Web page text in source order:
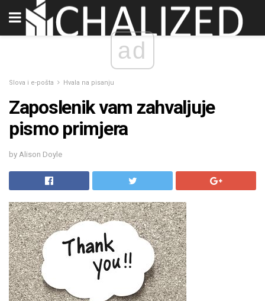
ad
Slova i e-pošta Hvala na pisanju
Zaposlenik vam zahvaljuje
pismo primjera
by Alison Doyle